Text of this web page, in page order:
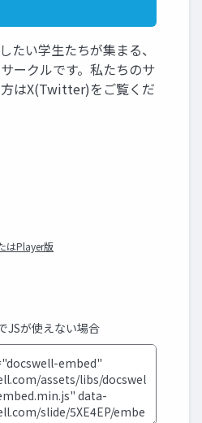
たい学生たちが集まる、
ークルです。私たちのサ
はX(Twitter)をご覧くだ
はPlayer版
JSが使えない場合